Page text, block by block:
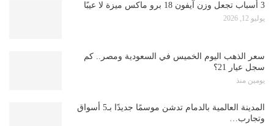
3 أسباب تجعل وزن آيفون 18 برو ماكس ميزة لا عيبًا
يوليو 12, 2026
سعر الذهب اليوم الخميس في السعودية ومصر.. كم
سجل عيار 21؟
يومين منذ
المدينة العالمية بالدمام تدشن موسمًا جديدًا بـ5 أسواق
وتجارب…